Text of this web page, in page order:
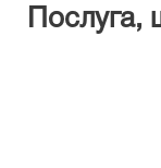
Послуга,